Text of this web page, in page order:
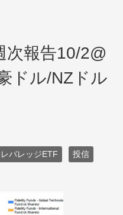
次報告10/2@
ドル/NZドル
レバレッジETF 投信